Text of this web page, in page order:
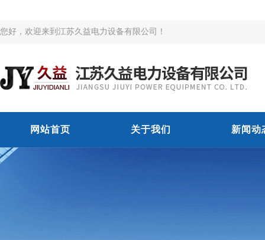
您好，欢迎来到江苏久益电力设备有限公司！
网站首页 关于我们 新闻动